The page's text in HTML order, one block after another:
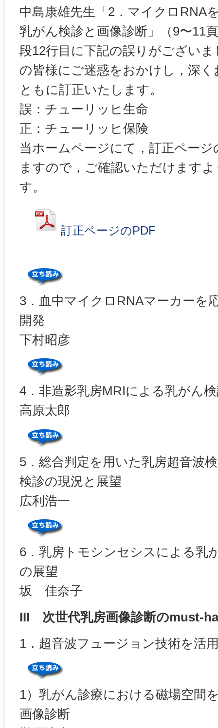
中島康雄先生「2．マイクロRNA
乳がん検診と画像診断」（9〜11
段12行目に下記の誤りがござい
の皆様にご迷惑をおかけし，深
ともに訂正いたします。
誤：チューリッヒ生命
正：チューリッヒ保険
当ホームページにて，訂正ペー
ますので，ご確認いただけます
す。
訂正ページのPDF
3．血中マイクロRNAマーカーを
開発
下村昭彦
4．非造影乳房MRIによる乳がん
高原太郎
5．総合判定を用いた乳房超音波
検診の現況と展望
広利浩一
6．乳房トモシンセシスによる乳
の展望
坂 佳奈子
III 次世代乳房画像診断のmust-
1．超音波フュージョン技術を活
1）乳がん診療における磁場空間
画像診断